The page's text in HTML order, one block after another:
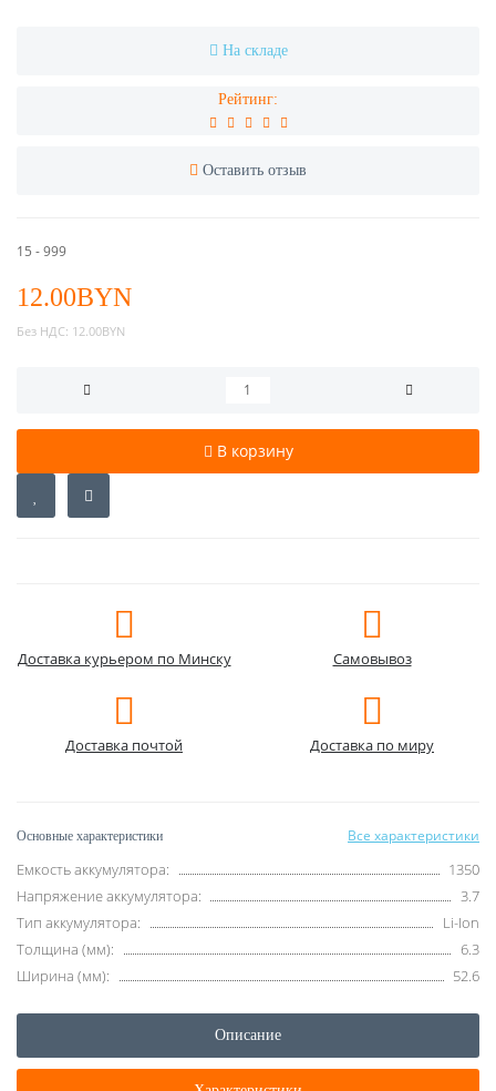
На складе
Рейтинг:
Оставить отзыв
15 - 999
12.00BYN
Без НДС: 12.00BYN
В корзину
Доставка курьером по Минску Самовывоз
Доставка почтой Доставка по миру
Основные характеристики Все характеристики
Емкость аккумулятора:
1350
Напряжение аккумулятора:
3.7
Тип аккумулятора:
Li-Ion
Толщина (мм):
6.3
Ширина (мм):
52.6
Описание